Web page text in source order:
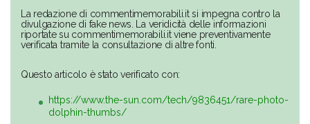
La redazione di commentimemorabili.it si impegna contro la
divulgazione di fake news. La veridicità delle informazioni
riportate su commentimemorabili.it viene preventivamente
verificata tramite la consultazione di altre fonti.
Questo articolo è stato verificato con:
https://www.the-sun.com/tech/9836451/rare-photo-
dolphin-thumbs/